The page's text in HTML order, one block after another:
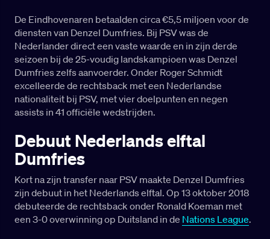
De Eindhovenaren betaalden circa €5,5 miljoen voor de
diensten van Denzel Dumfries. Bij PSV was de
Nederlander direct een vaste waarde en in zijn derde
seizoen bij de 25-voudig landskampioen was Denzel
Dumfries zelfs aanvoerder. Onder Roger Schmidt
excelleerde de rechtsback met een Nederlandse
nationaliteit bij PSV, met vier doelpunten en negen
assists in 41 officiële wedstrijden.
Debuut Nederlands elftal
Dumfries
Kort na zijn transfer naar PSV maakte Denzel Dumfries
zijn debuut in het Nederlands elftal. Op 13 oktober 2018
debuteerde de rechtsback onder Ronald Koeman met
een 3-0 overwinning op Duitsland in de Nations League.